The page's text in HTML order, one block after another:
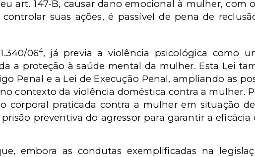
art. 147-B, causar dano emocional à mulher, com
suas ações, é passível de pena de
064, já previa a violência psicológica como
a proteção à saúde mental da mulher. Esta Lei
Penal e a Lei de Execução Penal, ampliando as
contexto da violência doméstica contra a mulher.
corporal praticada contra a mulher em situação
preventiva do agressor para garantir a eficácia
embora as condutas exemplificadas na